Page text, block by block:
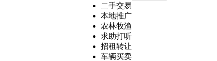
二手交易
本地推广
农林牧渔
求助打听
招租转让
车辆买卖